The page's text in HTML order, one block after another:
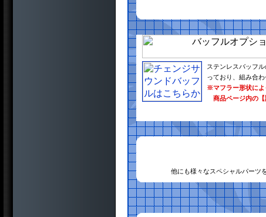
ステンレスバッフ
っており、組み合
※マフラー形状によ
商品ページ内の【
他にも様々なスペシャルパーツ